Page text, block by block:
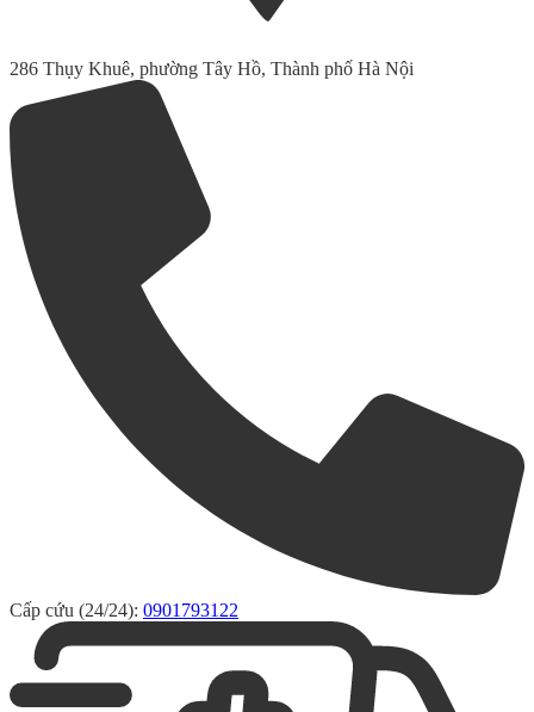
286 Thụy Khuê, phường Tây Hồ, Thành phố Hà Nội
Cấp cứu (24/24): 0901793122